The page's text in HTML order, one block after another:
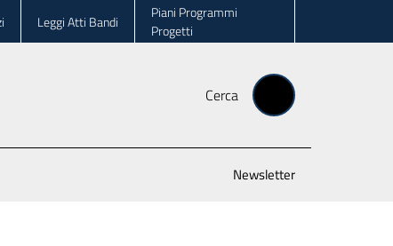
Leggi Atti Bandi
Piani Programmi
Progetti
Cerca
Newsletter